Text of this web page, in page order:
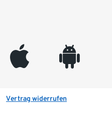
appleinc android
Vertrag widerrufen